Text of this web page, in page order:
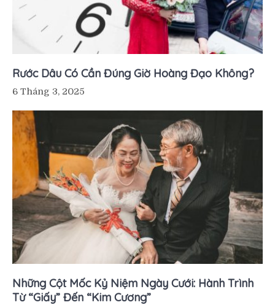
Rước Dâu Có Cần Đúng Giờ Hoàng Đạo Không?
6 Tháng 3, 2025
Những Cột Mốc Kỷ Niệm Ngày Cưới: Hành Trình
Từ “Giấy” Đến “Kim Cương”